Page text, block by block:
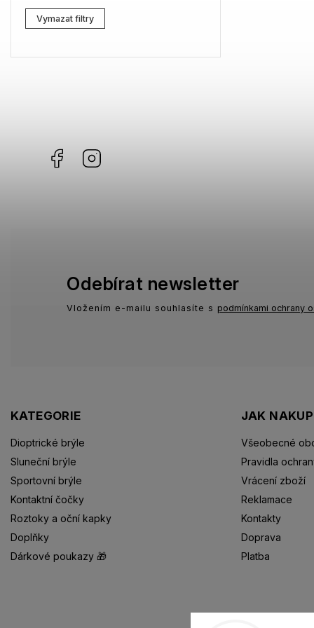
Lacoste
Marc Jacobs
Vymazat filtry
Facebook
KATEGORIE
Dioptrické brýle
Sluneční brýle
Sportovní brýle
Kontaktní čočky
Roztoky a oční kapky
Doplňky
Dárkové poukazy 🎁
JAK
Všeobecné
Pravidla
Vrácení zboží
Reklamace
Kontakty
Doprava
Platba
Odebírat newsletter
Vložením e-mailu souhlasíte s podmínkami ochrany